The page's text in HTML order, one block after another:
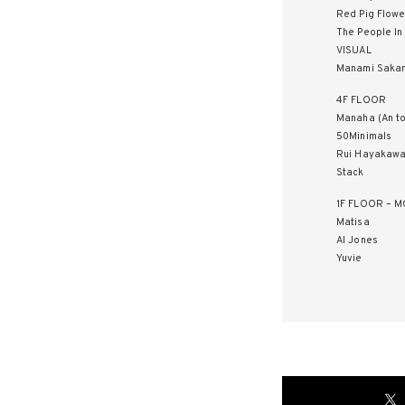
Red Pig
The People In
VISUAL
Manami
4F FLOOR
Manaha (An
50Minimals
Rui Hayakawa
Stack
1F FLOOR –
Matisa
Al Jones
Yuvie